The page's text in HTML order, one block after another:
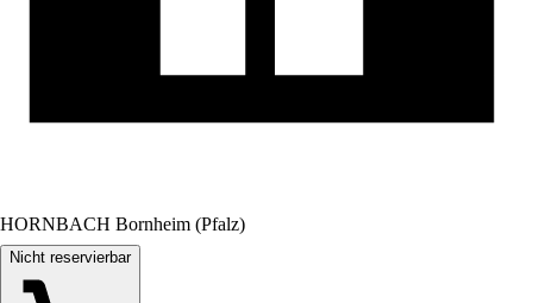
HORNBACH Bornheim (Pfalz)
Nicht reservierbar